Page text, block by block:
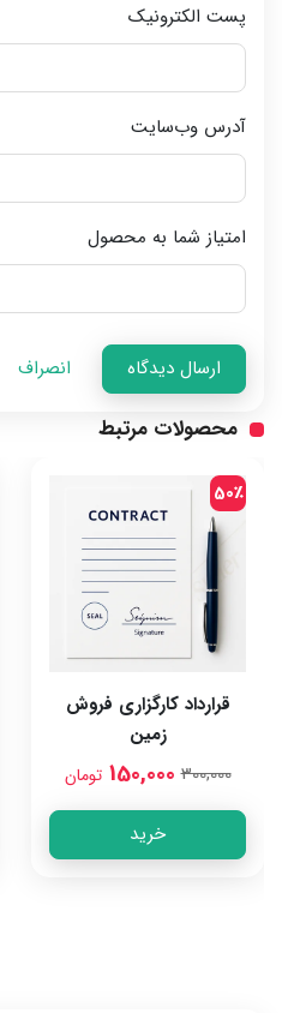
پست الکترونیک
آدرس وب‌سایت
امتیاز شما به محصول
ارسال دیدگاه انصراف
محصولات مرتبط
50٪
قرارداد کارگزاری فروش
زمین
300,000
150,000 تومان
خرید